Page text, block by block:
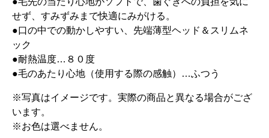
せず、すみずみまで快適にみがける。
●口の中での動かしやすい、先端薄型ヘッド＆スリムネ
ック
●耐熱温度…８０度
●毛のあたり心地（使用する際の感触）…ふつう
※写真はイメージです。実際の商品と異なる場合がござ
います。
※お色は選べません。